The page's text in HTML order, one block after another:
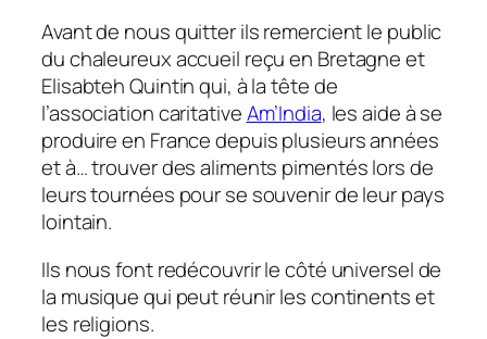
Avant de nous quitter ils remercient le public
du chaleureux accueil reçu en Bretagne et
Elisabteh Quintin qui, à la tête de
l’association caritativeAm’India, les aide à se
produire en France depuis plusieurs années
et à… trouver des aliments pimentés lors de
leurs tournées pour se souvenir de leur pays
lointain.
Ils nous font redécouvrir le côté universel de
la musique qui peut réunir les continents et
les religions.